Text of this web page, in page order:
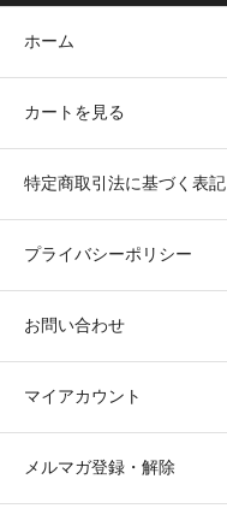
ホーム
カートを見る
特定商取引法に基づく表記
プライバシーポリシー
お問い合わせ
マイアカウント
メルマガ登録・解除